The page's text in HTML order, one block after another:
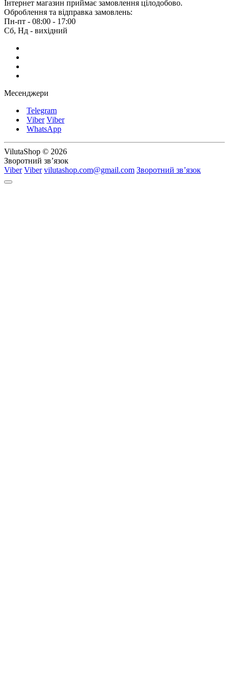
Інтернет магазин приймає замовлення цілодобово.
Оброблення та відправка замовлень:
Пн-пт - 08:00 - 17:00
Сб, Нд - вихідний
Месенджери
Telegram
Viber Viber
WhatsApp
VilutaShop © 2026
Зворотний зв’язок
Viber Viber vilutashop.com@gmail.com Зворотний зв’язок